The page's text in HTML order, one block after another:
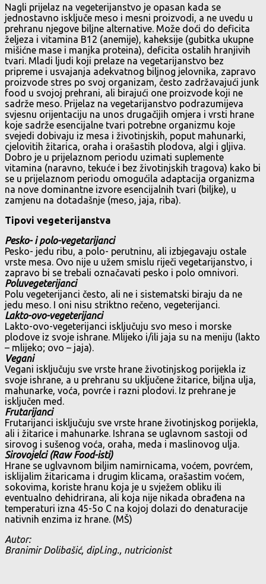
Nagli prijelaz na vegeterijanstvo je opasan kada se
jednostavno isključe meso i mesni proizvodi, a ne uvedu u
prehranu njegove biljne alternative. Može doći do deficita
željeza i vitamina B12 (anemije), kaheksije (gubitka ukupne
mišićne mase i manjka proteina), deficita ostalih hranjivih
tvari. Mladi ljudi koji prelaze na vegetarijanstvo bez
pripreme i usvajanja adekvatnog biljnog jelovnika, zapravo
proizvode stres po svoj organizam, često zadržavajući junk
food u svojoj prehrani, ali birajući one proizvode koji ne
sadrže meso. Prijelaz na vegetarijanstvo podrazumijeva
svjesnu orijentaciju na unos drugačijih omjera i vrsti hrane
koje sadrže esencijalne tvari potrebne organizmu koje
svejedi dobivaju iz mesa i životinjskih, poput mahunarki,
cjelovitih žitarica, oraha i orašastih plodova, algi i gljiva.
Dobro je u prijelaznom periodu uzimati suplemente
vitamina (naravno, tekuće i bez životinjskih tragova) kako bi
se u prijelaznom periodu omogućila adaptacija organizma
na nove dominantne izvore esencijalnih tvari (biljke), u
zamjenu na dotadašnje (meso, jaja, riba).
Tipovi vegeterijanstva
Pesko- i polo-vegetarijanci
Pesko- jedu ribu, a polo- perutninu, ali izbjegavaju ostale
vrste mesa. Ovo nije u užem smislu riječi vegetarijanstvo, i
zapravo bi se trebali označavati pesko i polo omnivori.
Poluvegeterijanci
Polu vegeterijanci često, ali ne i sistematski biraju da ne
jedu meso. I oni nisu striktno rečeno, vegeterijanci.
Lakto-ovo-vegeterijanci
Lakto-ovo-vegeterijanci isključuju svo meso i morske
plodove iz svoje ishrane. Mlijeko i/ili jaja su na meniju (lakto
– mlijeko; ovo – jaja).
Vegani
Vegani isključuju sve vrste hrane životinjskog porijekla iz
svoje ishrane, a u prehranu su uključene žitarice, biljna ulja,
mahunarke, voća, povrće i razni plodovi. Iz prehrane je
isključen med.
Frutarijanci
Frutarijanci isključuju sve vrste hrane životinjskog porijekla,
ali i žitarice i mahunarke. Ishrana se uglavnom sastoji od
sirovog i sušenog voća, oraha, meda i maslinovog ulja.
Sirovojelci (Raw Food-isti)
Hrane se uglvavnom biljim namirnicama, voćem, povrćem,
isklijalim žitaricama i drugim klicama, orašastim voćem,
sokovima, koriste hranu koja je u svježem obliku ili
eventualno dehidrirana, ali koja nije nikada obrađena na
temperaturi izna 45-5o C na kojoj dolazi do denaturacije
nativnih enzima iz hrane. (MŠ)
Autor:
Branimir Dolibašić, dipl.ing., nutricionist